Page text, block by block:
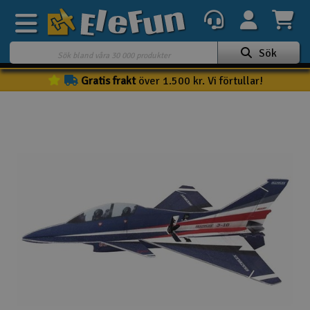
Veckans erbjudande
Batteri & laddare
Sök
Gratis fraktöver 1.500 kr. Vi förtullar!